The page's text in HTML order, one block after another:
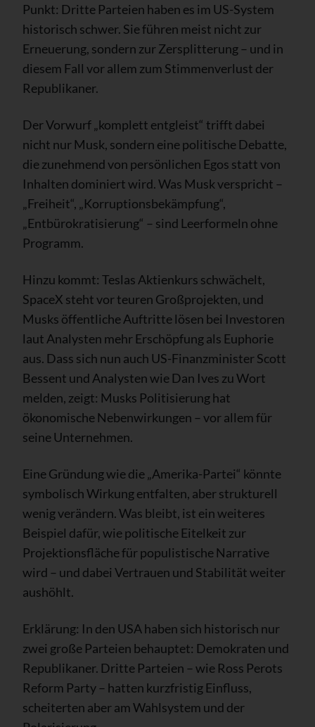
Punkt: Dritte Parteien haben es im US-System
historisch schwer. Sie führen meist nicht zur
Erneuerung, sondern zur Zersplitterung – und in
diesem Fall vor allem zum Stimmenverlust der
Republikaner.
Der Vorwurf „komplett entgleist“ trifft dabei
nicht nur Musk, sondern eine politische Debatte,
die zunehmend von persönlichen Egos statt von
Inhalten dominiert wird. Was Musk verspricht –
„Freiheit“, „Korruptionsbekämpfung“,
„Entbürokratisierung“ – sind Leerformeln ohne
Programm.
Hinzu kommt: Teslas Aktienkurs schwächelt,
SpaceX steht vor teuren Großprojekten, und
Musks öffentliche Auftritte lösen bei Investoren
laut Analysten mehr Erschöpfung als Euphorie
aus. Dass sich nun auch US-Finanzminister Scott
Bessent und Analysten wie Dan Ives zu Wort
melden, zeigt: Musks Politisierung hat
ökonomische Nebenwirkungen – vor allem für
seine Unternehmen.
Eine Gründung wie die „Amerika-Partei“ könnte
symbolisch Wirkung entfalten, aber strukturell
wenig verändern. Was bleibt, ist ein weiteres
Beispiel dafür, wie politische Eitelkeit zur
Projektionsfläche für populistische Narrative
wird – und dabei Vertrauen und Stabilität weiter
aushöhlt.
Erklärung: In den USA haben sich historisch nur
zwei große Parteien behauptet: Demokraten und
Republikaner. Dritte Parteien – wie Ross Perots
Reform Party – hatten kurzfristig Einfluss,
scheiterten aber am Wahlsystem und der